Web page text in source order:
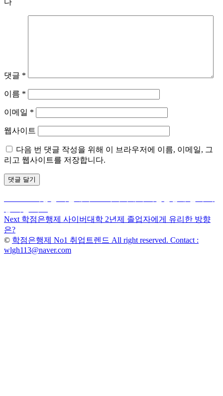
댓글 *
이름 *
이메일 *
웹사이트
다음 번 댓글 작성을 위해 이 브라우저에 이름, 이메일, 그
리고 웹사이트를 저장합니다.
글
탐
색
Next Next
학점은행제 사이버대학 2년제 졸업자에게 유리한 방향
은?
© 학점은행제 No1 취업트렌드 All right reserved. Contact :
wlgh113@naver.com